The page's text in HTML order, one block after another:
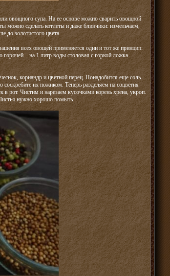
овощного супа. На ее основе можно сварить овощной
можно сделать котлеты и даже блинчики: измельчаем,
до золотистого цвета.
всех овощей применяется один и тот же принцип:
– на 1 литр воды столовая с горкой ложка
кориандр и цветной перец. Понадобится еще соль.
соскребите их ножиком. Теперь разделяем на соцветия
рот. Чистим и нарезаем кусочками корень хрена, укроп.
нужно хорошо помыть.